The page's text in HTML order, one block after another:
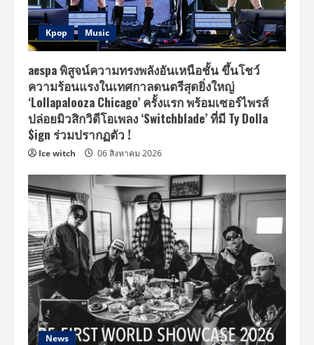
Kpop Music
aespa พิสูจน์ความทรงพลังอันเหนือชั้น ขึ้นโชว์
ความร้อนแรงในเทศกาลดนตรีสุดยิ่งใหญ่
‘Lollapalooza Chicago’ ครั้งแรก พร้อมเซอร์ไพรส์
ปล่อยมิวสิกวิดีโอเพลง ‘Switchblade’ ที่มี Ty Dolla
$ign ร่วมปรากฏตัว !
Ice witch 06 สิงหาคม 2026
News